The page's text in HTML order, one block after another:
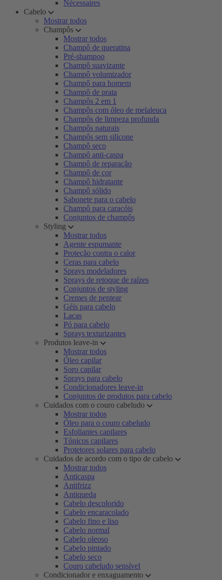
Nécessaires
Cabelo
Mostrar todos
Champôs
Mostrar todos
Champô de queratina
Pré-shampoo
Champô suavizante
Champô volumizador
Champô para homem
Champô de prata
Champôs 2 em 1
Champôs com óleo de melaleuca
Champôs de limpeza profunda
Champôs naturais
Champôs sem silicone
Champô seco
Champô anti-caspa
Champô de reparação
Champô de cor
Champô hidratante
Champô sólido
Sabonete para o cabelo
Champô para caracóis
Conjuntos de champôs
Styling
Mostrar todos
Agente espumante
Proteção contra o calor
Ceras para cabelo
Sprays modeladores
Sprays de retoque de raízes
Conjuntos de styling
Cremes de pentear
Géis para cabelo
Lacas
Pó para cabelo
Sprays texturizantes
Produtos leave-in
Mostrar todos
Óleo capilar
Soro capilar
Sprays para cabelo
Condicionadores leave-in
Conjuntos de produtos para cabelo
Cuidados com o couro cabeludo
Mostrar todos
Óleo para o couro cabeludo
Esfoliantes capilares
Tónicos capilares
Protetores solares para cabelo
Cuidados de acordo com o tipo de cabelo
Mostrar todos
Anticaspa
Antifrizz
Antiqueda
Cabelo descolorido
Cabelo encaracolado
Cabelo fino e liso
Cabelo normal
Cabelo oleoso
Cabelo pintado
Cabelo seco
Couro cabeludo sensível
Condicionador e enxaguamento